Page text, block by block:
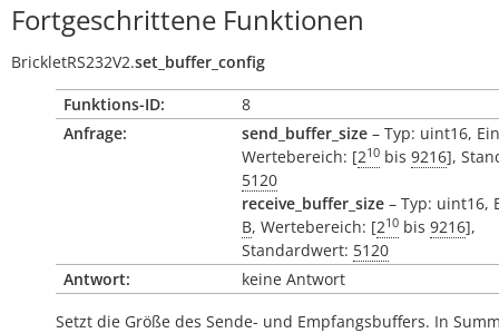
Fortgeschrittene Funktionen
BrickletRS232V2.set_buffer_config
Funktions-ID:
8
Anfrage:
send_buffer_size – Typ: uint16,
Wertebereich: [210 bis 9216],
5120
receive_buffer_size – Typ: uint16,
B, Wertebereich: [210 bis 9216],
Standardwert: 5120
Antwort:
keine Antwort
Setzt die Größe des Sende- und Empfangsbuffers. In